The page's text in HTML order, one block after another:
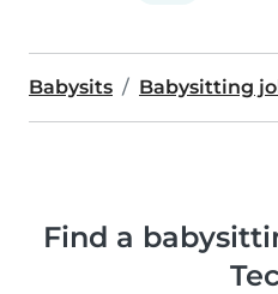
Babysits Babysitting
Find a